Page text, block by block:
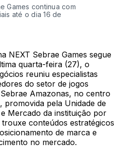
Games continua com
até o dia 16 de
NEXT Sebrae Games segue
quarta-feira (27), o
reuniu especialistas
do setor de jogos
Amazonas, no centro
promovida pela Unidade de
Mercado da instituição por
conteúdos estratégicos
de marca e
no mercado.